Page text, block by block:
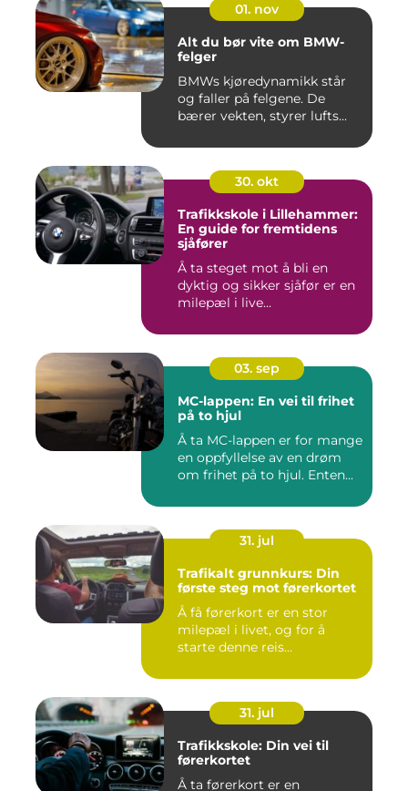
01. nov
Alt du bør vite om BMW-
felger
BMWs kjøredynamikk står
og faller på felgene. De
bærer vekten, styrer lufts...
30. okt
Trafikkskole i Lillehammer:
En guide for fremtidens
sjåfører
Å ta steget mot å bli en
dyktig og sikker sjåfør er en
milepæl i live...
03. sep
MC-lappen: En vei til frihet
på to hjul
Å ta MC-lappen er for mange
en oppfyllelse av en drøm
om frihet på to hjul. Enten...
31. jul
Trafikalt grunnkurs: Din
første steg mot førerkortet
Å få førerkort er en stor
milepæl i livet, og for å
starte denne reis...
31. jul
Trafikkskole: Din vei til
førerkortet
Å ta førerkort er en